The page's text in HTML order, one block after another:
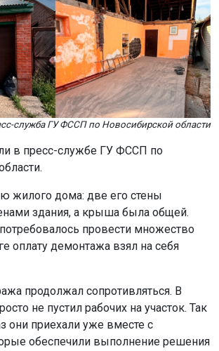
служба ГУ ФССП по Новосибирской области
в пресс-службе ГУ ФССП по
жилого дома: две его стены
здания, а крыша была общей.
провести множество
оплату демонтажа взял на себя
продолжал сопротивляться. В
не пустил рабочих на участок. Так
они приехали уже вместе с
обеспечили выполнение решения